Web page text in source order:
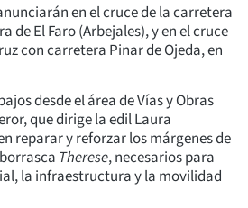
en el cruce de la carretera
de El Faro (Arbejales), y en el cruce
con carretera Pinar de Ojeda, en
desde el área de Vías y Obras
que dirige la edil Laura
reparar y reforzar los márgenes de
Therese, necesarios para
la infraestructura y la movilidad